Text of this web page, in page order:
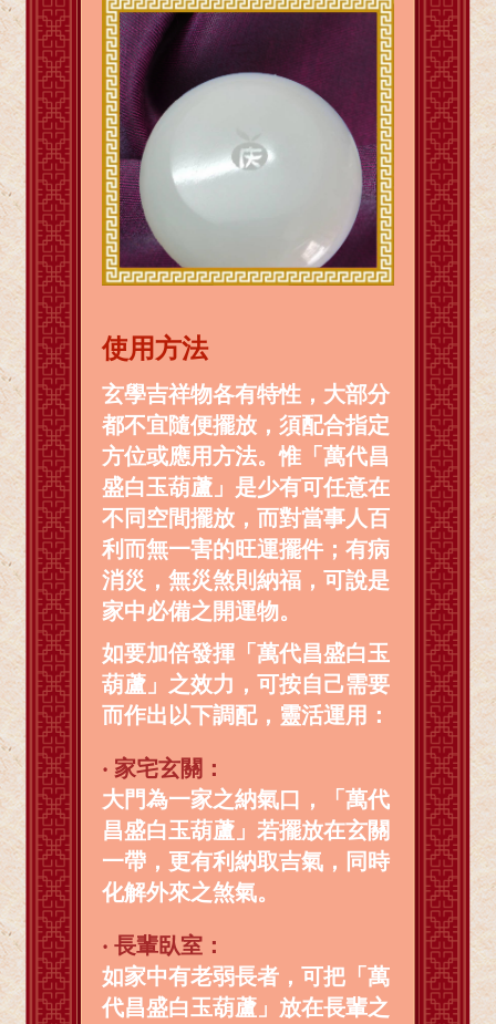
使用方法
玄學吉祥物各有特性，大部分
都不宜隨便擺放，須配合指定
方位或應用方法。惟「萬代昌
盛白玉葫蘆」是少有可任意在
不同空間擺放，而對當事人百
利而無一害的旺運擺件；有病
消災，無災煞則納福，可說是
家中必備之開運物。
如要加倍發揮「萬代昌盛白玉
葫蘆」之效力，可按自己需要
而作出以下調配，靈活運用：
‧ 家宅玄關：
大門為一家之納氣口，「萬代
昌盛白玉葫蘆」若擺放在玄關
一帶，更有利納取吉氣，同時
化解外來之煞氣。
‧長輩臥室：
如家中有老弱長者，可把「萬
代昌盛白玉葫蘆」放在長輩之